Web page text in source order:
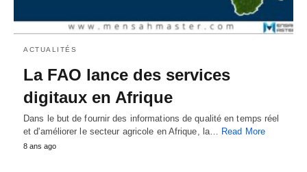
ACTUALITÉS
La FAO lance des services
digitaux en Afrique
Dans le but de fournir des informations de qualité en temps réel
et d'améliorer le secteur agricole en Afrique, la… Read More
8 ans ago